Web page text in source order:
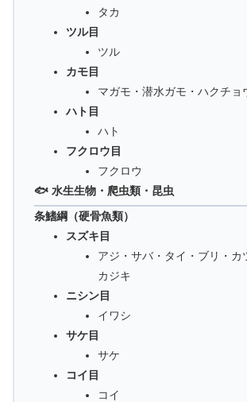
タカ
ツル目
ツル
カモ目
マガモ・潜水ガモ・ハクチョ
ハト目
ハト
フクロウ目
フクロウ
🐟 水生生物・爬虫類・昆虫
条鰭綱（硬骨魚類）
スズキ目
アジ・サバ・タイ・ブリ・カ
カジキ
ニシン目
イワシ
サケ目
サケ
コイ目
コイ